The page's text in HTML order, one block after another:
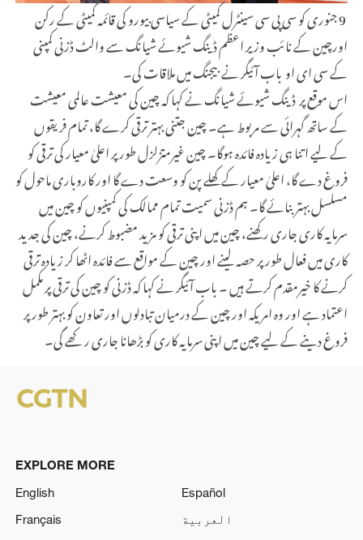
9 جنوری کو سی پی سی سینٹرل کمیٹی کے سیاسی بیورو کی قائمہ کمیٹی کے رکن
اورچین کے نائب وزیر اعظم ڈینگ شیوئے شیانگ سے والٹ ڈزنی کمپنی
کے سی ای او باب آئیگر نے بیجنگ میں ملاقات کی۔
اس موقع پر ڈینگ شیوئے شیانگ نے کہا کہ چین کی معیشت عالمی معیشت
کے ساتھ گہرائی سے مربوط ہے۔ چین جتنی بہتر ترقی کرے گا، تمام فریقوں
کے لیے اتنا ہی زیادہ فائدہ ہوگا۔ چین غیرمتزلزل طور پر اعلیٰ معیار کی ترقی کو
فروغ دے گا، اعلیٰ معیار کے کھلے پن کو وسعت دے گا اور کاروباری ماحول کو
مسلسل بہتر بنائے گا۔ ہم ڈزنی سمیت تمام ممالک کی کمپنیوں کو چین میں
سرمایہ کاری جاری رکھنے، چین میں اپنی ترقی کو مزید مضبوط کرنے، چین کی جدید
کاری میں فعال طور پر حصہ لینے اور چین کے مواقع سے فائدہ اٹھا کر زیادہ ترقی
کرنے کا خیرمقدم کرتے ہیں ۔ باب آئیگر نے کہا کہ ڈزنی کو چین کی ترقی پر مکمل
اعتماد ہے اور وہ امریکہ اور چین کے درمیان تبادلوں اور تعاون کو بہتر طور پر
فروغ دینے کے لیے چین میں اپنی سرمایہ کاری کو بڑھانا جاری رکھے گی۔
EXPLORE MORE
English
Español
Français
العربية